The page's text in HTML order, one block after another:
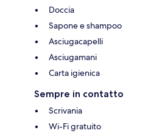
Doccia
Sapone e shampoo
Asciugacapelli
Asciugamani
Carta igienica
Sempre in contatto
Scrivania
Wi-Fi gratuito